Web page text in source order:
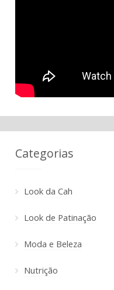
Categorias
Look da Cah
Look de Patinação
Moda e Beleza
Nutrição